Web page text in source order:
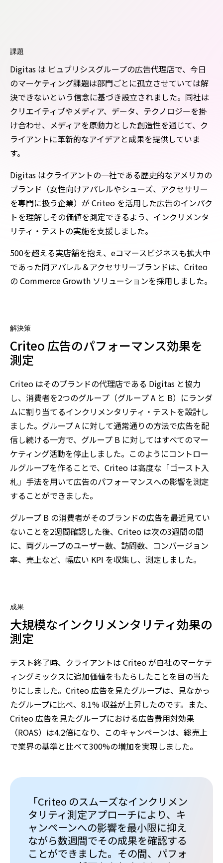
課題
Digitas は ピュブリシスグループの広告代理店で、今日
のマーケティング課題は部門ごとに孤立させていては解
決できないという信念に基づき設立されました。同社は
クリエイティブやメディア、データ、テクノロジーを掛
け合わせ、メディアを原動力とした創造性を通じて、ク
ライアントに革新的なアイデアと成果を提供していま
す。
Digitas はクライアントの一社である歴史的なアメリカの
ブランド（女性向けアパレルやシューズ、アクセサリー
を専門に扱う企業）が Criteo を活用した広告のインパク
トを理解しその価値を測定できるよう、インクリメンタ
リティ・テストの実施を支援しました。
500を超える実店舗を抱え、eコマースビジネスも拡大中
であった同アパレル＆アクセサリーブランドは、Criteo
の Commerce Growth ソリューションを採用しました。
解決策
Criteo 広告のパフォーマンス効果を
測定
Criteo はそのブランドの代理店である Digitas と協力
し、消費者を2つのグループ（グループ A と B）にランダ
ムに割り当てるインクリメンタリティ・テストを設計し
ました。グループ A に対して通常通りの方法で広告を配
信し続ける一方で、グループ B に対してはすべてのマー
ケティング活動を停止しました。このようにコントロー
ルグループを作ることで、Criteo は高度な「ゴースト入
札」手法を用いて広告のパフォーマンスへの影響を測定
することができました。
グループ B の消費者がそのブランドの広告を最近見てい
ないことを2週間確認した後、Criteo は次の3週間の間
に、両グループのユーザー数、訪問数、コンバージョン
率、売上など、幅広い KPI を収集し、測定しました。
成果
大規模なインクリメンタリティ効果の
測定
テスト終了時、クライアントは Criteo が自社のマーケテ
ィングミックスに追加価値をもたらしたことを目の当た
りにしました。Criteo 広告を見たグループは、見なかっ
たグループに比べ、8.1% 収益が上昇したのです。また、
Criteo 広告を見たグループにおける広告費用対効果
（ROAS）は4.2倍になり、このキャンペーンは、総売上
で業界の基準と比べて300%の増加を実現しました。
「Criteo のスムーズなインクリメン
タリティ測定アプローチにより、キ
ャンペーンへの影響を最小限に抑え
ながら数週間でその成果を確認する
ことができました。その間、パフォ